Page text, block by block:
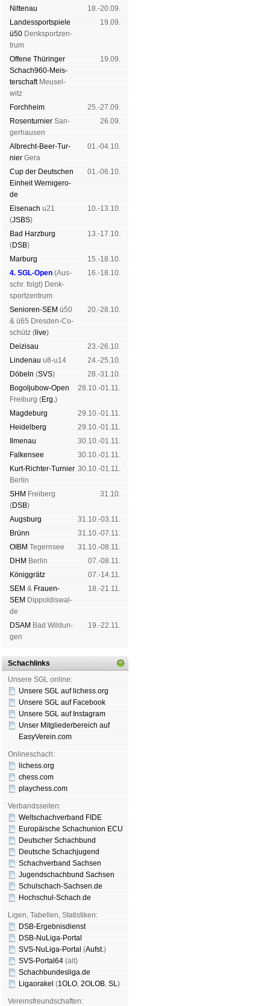
Nitte­nau
18.-20.09.
Landes­sport­spiele
ü50 Denk­sport­zen­
trum
19.09.
Offene Thü­rin­ger
Schach960-Meis­
ter­schaftMeu­sel­
witz
19.09.
Forch­heim
25.-27.09.
Rosen­tur­nier San­
ger­hau­sen
26.09.
Albrecht-Beer-Tur­
nier Ge­ra
01.-04.10.
Cup der Deut­schen
Ein­heit Wer­ni­ge­ro­
de
01.-06.10.
Eise­nach u21
(JSBS)
10.-13.10.
Bad Harz­burg
(DSB)
13.-17.10.
Mar­burg
15.-18.10.
4. SGL-Open (Aus­
schr. folgt) Denk­
sport­zen­trum
16.-18.10.
Senioren-SEM ü50
& ü65 Dres­den-Co­
schütz ( live)
20.-28.10.
Dei­zi­sau
23.-26.10.
Lin­de­nau u8-u14
24.-25.10.
Dö­beln (SVS)
28.-31.10.
Bogoljubow-Open
Frei­burg (Erg.)
28.10.-01.11.
Mag­de­burg
29.10.-01.11.
Hei­del­berg
29.10.-01.11.
Il­me­nau
30.10.-01.11.
Fal­ken­see
30.10.-01.11.
Kurt-Rich­ter-Tur­nier
Ber­lin
30.10.-01.11.
SHM Frei­berg
(DSB)
31.10.
Augs­burg
31.10.-03.11.
Brünn
31.10.-07.11.
OIBM Tegern­see
31.10.-08.11.
DHM Ber­lin
07.-08.11.
König­grätz
07.-14.11.
SEM & Frauen-
SEM Dip­pol­dis­wal­
de
18.-21.11.
DSAM Bad Wil­dun­
gen
19.-22.11.
Schachlinks
Unsere SGL online:
Unsere SGL auf li­chess.org
Unsere SGL auf Face­book
Unsere SGL auf Insta­gram
Unser Mitgliederbereich auf
EasyVerein.com
Onlineschach:
lichess.org
chess.com
playchess.com
Verbandsseiten:
Weltschachverband FIDE
Europäische Schachunion ECU
Deutscher Schachbund
Deutsche Schachjugend
Schachverband Sachsen
Jugendschachbund Sachsen
Schulschach-Sachsen.de
Hochschul-Schach.de
Ligen, Tabellen, Statistiken:
DSB-Ergebnisdienst
DSB-NuLiga-Portal
SVS-NuLiga-Portal (Aufst.)
SVS-Portal64 (alt)
Schachbundesliga.de
Ligaorakel (1OLO, 2OLOB, SL)
Vereinsfreundschaften: